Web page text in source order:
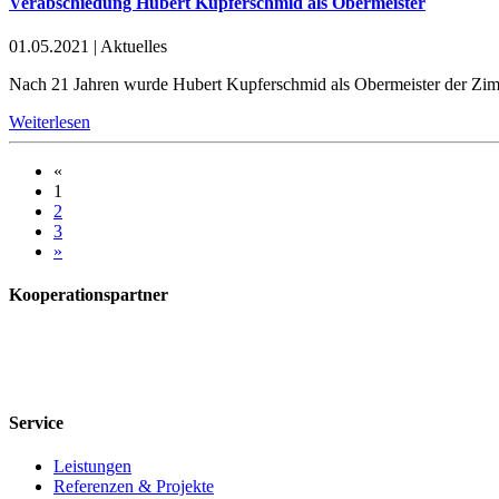
01.05.2021 | Aktuelles
Nach 21 Jahren wurde Hubert Kupferschmid als Obermeister der
Weiterlesen
«
1
2
3
»
Kooperationspartner
Service
Leistungen
Referenzen & Projekte